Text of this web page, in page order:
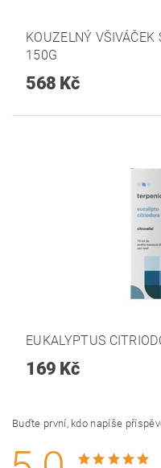
KOUZELNÝ VŠIVÁČEK
150G
568 Kč
EUKALYPTUS
169 Kč
Buďte první, kdo napíše